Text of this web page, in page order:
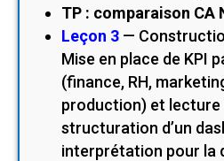
TP : comparaison CA
Leçon 3—
Mise en place de KPI
(finance, RH,
production) et lecture
structuration d’un
interprétation pour la